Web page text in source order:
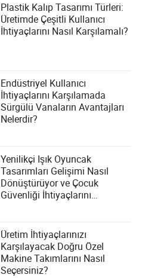
Plastik Kalıp Tasarımı Türleri:
Üretimde Çeşitli Kullanıcı
İhtiyaçlarını Nasıl Karşılamalı?
Endüstriyel Kullanıcı
İhtiyaçlarını Karşılamada
Sürgülü Vanaların Avantajları
Nelerdir?
Yenilikçi Işık Oyuncak
Tasarımları Gelişimi Nasıl
Dönüştürüyor ve Çocuk
Güvenliği İhtiyaçlarını
Üretim İhtiyaçlarınızı
Karşılayacak Doğru Özel
Makine Takımlarını Nasıl
Seçersiniz?